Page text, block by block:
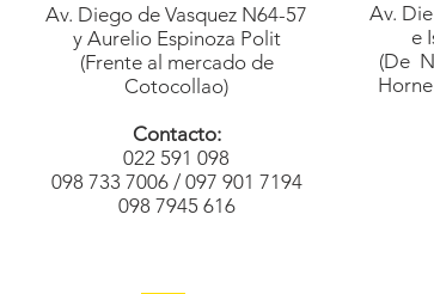
Av. Diego de Vasquez N64-57
y Aurelio Espinoza Polit
(Frente al mercado de
Cotocollao)
Contacto:
022 591 098
098 733 7006 / 097 901 7194
098 7945 616
Av.
e
(De